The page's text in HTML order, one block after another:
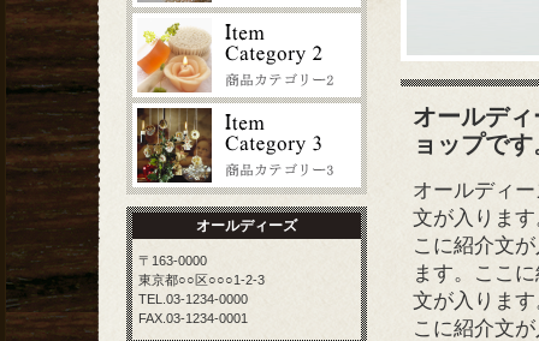
オールデ
ョップです
オールディ
文が入りま
こに紹介文
ます。ここ
文が入りま
こに紹介文
オールディーズ
〒163-0000
東京都○○区○○○1-2-3
TEL.03-1234-0000
FAX.03-1234-0001